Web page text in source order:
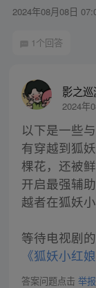
2024年08月08日
1个回答
影之
2024年
以下是一些
有穿越到狐
棵花，还被
开启最强辅
越者在狐妖
等待电视剧
《狐妖小红娘
答案问题点击 举